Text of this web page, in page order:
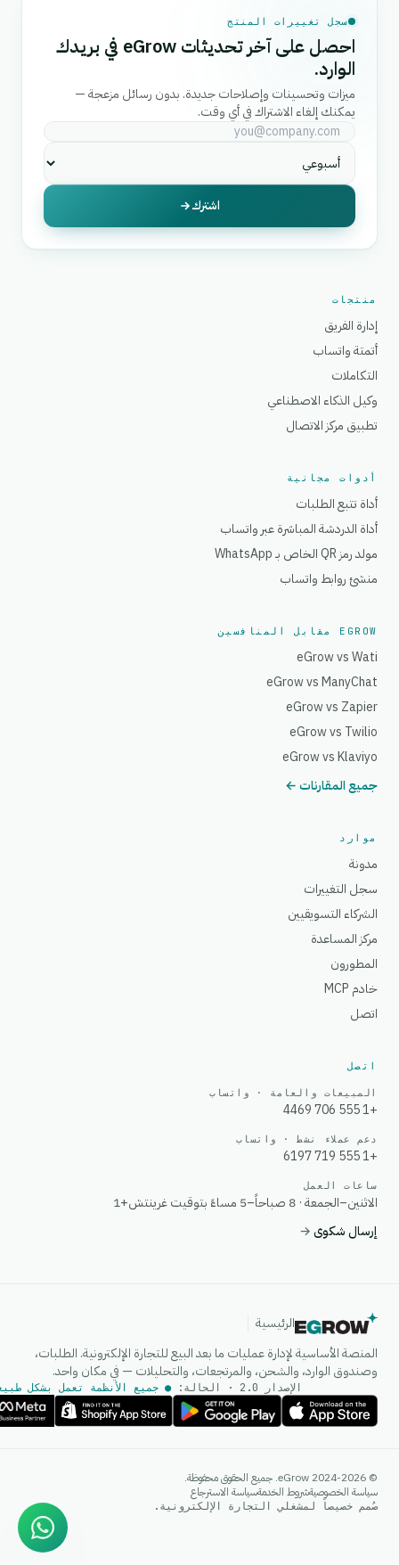
سجل تغييرات المنتج
احصل على آخر تحديثات eGrow في بريدك
الوارد.
ميزات وتحسينات وإصلاحات جديدة. بدون رسائل مزعجة —
يمكنك إلغاء الاشتراك في أي وقت.
اشترك
منتجات
إدارة الفريق
أتمتة واتساب
التكاملات
وكيل الذكاء الاصطناعي
تطبيق مركز الاتصال
أدوات مجانية
أداة تتبع الطلبات
أداة الدردشة المباشرة عبر واتساب
مولد رمز QR الخاص بـ WhatsApp
منشئ روابط واتساب
EGROW مقابل المنافسين
eGrow vs Wati
eGrow vs ManyChat
eGrow vs Zapier
eGrow vs Twilio
eGrow vs Klaviyo
جميع المقارنات ←
موارد
مدونة
سجل التغييرات
الشركاء التسويقيين
مركز المساعدة
المطورون
خادم MCP
اتصل
اتصل
المبيعات والعامة · واتساب
+1 555 706 4469
دعم عملاء نشط · واتساب
+1 555 719 6197
ساعات العمل
الاثنين–الجمعة · 8 صباحاً–5 مساءً بتوقيت غرينتش+1
إرسال شكوى→
الرئيسية
المنصة الأساسية لإدارة عمليات ما بعد البيع للتجارة الإلكترونية. الطلبات،
وصندوق الوارد، والشحن، والمرتجعات، والتحليلات — في مكان واحد.
الإصدار 2.0 · الحالة: ● جميع الأنظمة تعمل بشكل
© 2024-2026 eGrow. جميع الحقوق محفوظة.
سياسة الخصوصيةشروط الخدمةسياسة الاسترجاع
صُمم خصيصاً لمشغلي التجارة الإلكترونية.
إجابات فورية على واتساب